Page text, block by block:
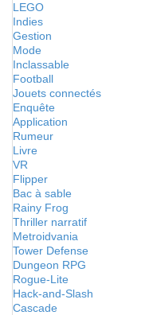
LEGO
Indies
Gestion
Mode
Inclassable
Football
Jouets connectés
Enquête
Application
Rumeur
Livre
VR
Flipper
Bac à sable
Rainy Frog
Thriller narratif
Metroidvania
Tower Defense
Dungeon RPG
Rogue-Lite
Hack-and-Slash
Cascade